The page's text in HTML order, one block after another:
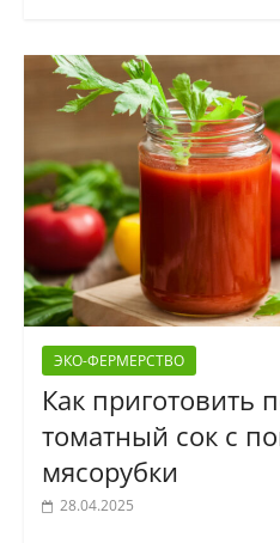
ЭКО-ФЕРМЕРСТВО
Как приготовить
томатный сок с
мясорубки
28.04.2025